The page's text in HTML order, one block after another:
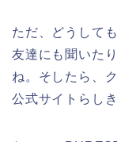
ただ、どうして
友達にも聞いた
ね。そしたら、
公式サイトらし